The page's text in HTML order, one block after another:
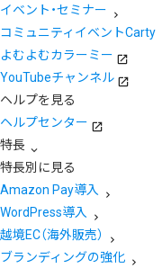
イベント・セミナー
コミュニティイベントCarty
よむよむカラーミー
YouTubeチャンネル
ヘルプを見る
ヘルプセンター
特長
特長別に見る
Amazon Pay導入
WordPress導入
越境EC（海外販売）
ブランディングの強化